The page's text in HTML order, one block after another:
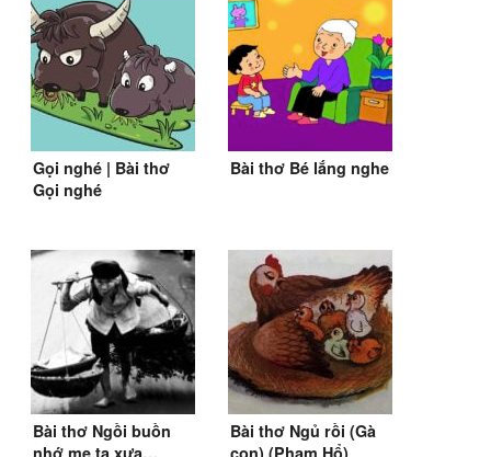
Gọi nghé | Bài thơ
Gọi nghé
Bài thơ Bé lắng nghe
Bài thơ Ngồi buồn
Bài thơ Ngủ rồi (Gà